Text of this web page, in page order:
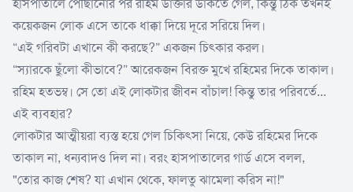
হাসপাতালে পৌঁছানোর পর রহিম ডাক্তার ডাকতে গেল, কিন্তু ঠিক তখনই
কয়েকজন লোক এসে তাকে ধাক্কা দিয়ে দূরে সরিয়ে দিল।
“এই গরিবটা এখানে কী করছে?” একজন চিৎকার করল।
“স্যারকে ছুঁলো কীভাবে?” আরেকজন বিরক্ত মুখে রহিমের দিকে তাকাল।
রহিম হতভম্ব। সে তো এই লোকটার জীবন বাঁচাল! কিন্তু তার পরিবর্তে...
এই ব্যবহার?
লোকটার আত্মীয়রা ব্যস্ত হয়ে গেল চিকিৎসা নিয়ে, কেউ রহিমের দিকে
তাকাল না, ধন্যবাদও দিল না। বরং হাসপাতালের গার্ড এসে বলল,
"তোর কাজ শেষ? যা এখান থেকে, ফালতু ঝামেলা করিস না!"